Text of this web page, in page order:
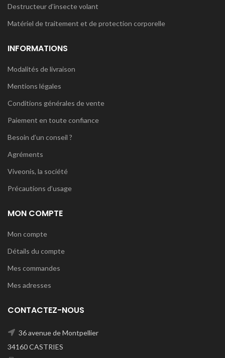
Destructeur d’insecte volant
Matériel de traitement et de protection corporelle
INFORMATIONS
Modalités de livraison
Mentions légales
Conditions générales de vente
Paiement en toute confiance
Besoin d’un conseil ?
Agréments
Viveonis, la société
Précautions d’usage
MON COMPTE
Mon compte
Détails du compte
Mes commandes
Mes adresses
CONTACTEZ-NOUS
36 avenue de Montpellier
34160 CASTRIES